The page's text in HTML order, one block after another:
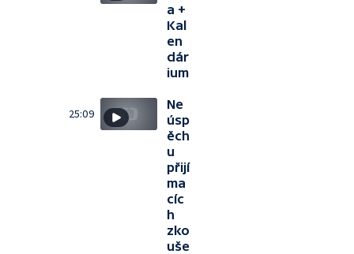
a +
Kal
en
dár
ium
25:09
Ne
úsp
ěch
u
přijí
ma
cíc
h
zko
uše